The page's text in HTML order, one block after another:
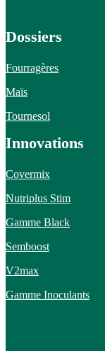
Dossiers
Fourragères
Maïs
Tournesol
Innovations
Covermix
Nutriplus Stim
Gamme Black
Semboost
V2max
Gamme Inoculants